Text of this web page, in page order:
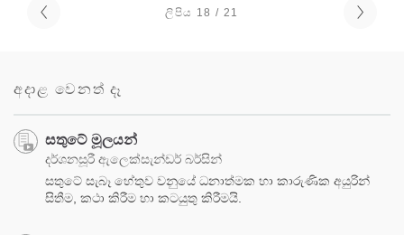
ලිපිය 18 / 21
අදාළ වෙනත් දෑ
සතුටේ මූලයන්
දර්ශනසූරී ඇලෙක්සැන්ඩර් බර්සින්
සතුටේ සැබෑ හේතුව වනුයේ ධනාත්මක හා කාරුණික අයුරින්
සිතීම, කථා කිරීම හා කටයුතු කිරීමයි.